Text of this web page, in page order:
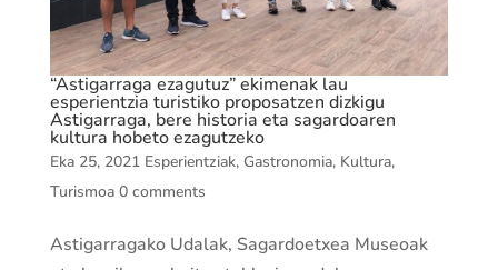
“Astigarraga ezagutuz” ekimenak lau
esperientzia turistiko proposatzen dizkigu
Astigarraga, bere historia eta sagardoaren
kultura hobeto ezagutzeko
Eka 25, 2021 Esperientziak, Gastronomia, Kultura,
Turismoa 0 comments
Astigarragako Udalak, Sagardoetxea Museoak